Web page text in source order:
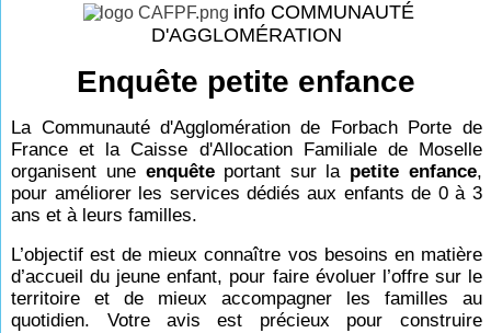
info COMMUNAUTÉ
D'AGGLOMÉRATION
Enquête petite enfance
La Communauté d'Agglomération de Forbach Porte de
France et la Caisse d'Allocation Familiale de Moselle
organisent une enquêteportant sur la petite enfance,
pour améliorer les services dédiés aux enfants de 0 à 3
ans et à leurs familles.
L’objectif est de mieux connaître vos besoins en matière
d’accueil du jeune enfant, pour faire évoluer l’offre sur le
territoire et de mieux accompagner les familles au
quotidien. Votre avis est précieux pour construire